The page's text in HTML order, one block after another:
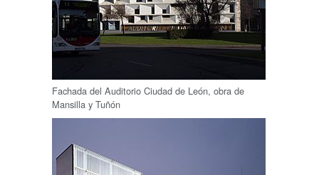
Fachada del Auditorio Ciudad de León, obra de
Mansilla y Tuñón